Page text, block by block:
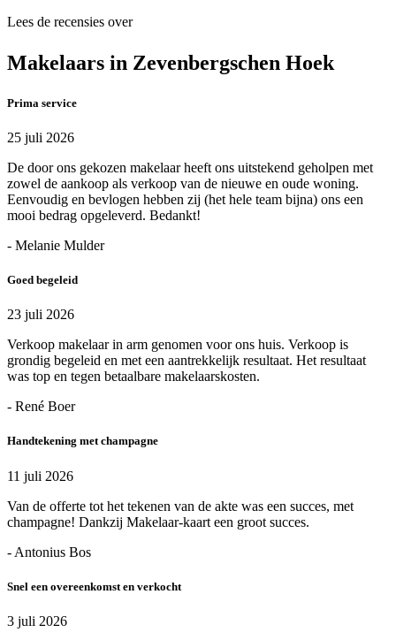
Lees de recensies over
Makelaars in Zevenbergschen Hoek
Prima service
25 juli 2026
De door ons gekozen makelaar heeft ons uitstekend geholpen met
zowel de aankoop als verkoop van de nieuwe en oude woning.
Eenvoudig en bevlogen hebben zij (het hele team bijna) ons een
mooi bedrag opgeleverd. Bedankt!
- Melanie Mulder
Goed begeleid
23 juli 2026
Verkoop makelaar in arm genomen voor ons huis. Verkoop is
grondig begeleid en met een aantrekkelijk resultaat. Het resultaat
was top en tegen betaalbare makelaarskosten.
- René Boer
Handtekening met champagne
11 juli 2026
Van de offerte tot het tekenen van de akte was een succes, met
champagne! Dankzij Makelaar-kaart een groot succes.
- Antonius Bos
Snel een overeenkomst en verkocht
3 juli 2026